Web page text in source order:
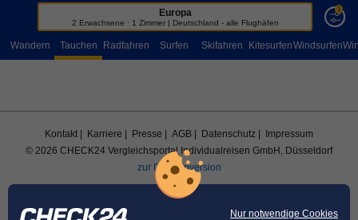
Sportreisen
Nur notwendige Cookies
Kontakt | Karriere | Presse | AGB | Datenschutz
| Impressum
© 2026 CHECK24 Vergleichsportal Individualreisen GmbH, Düsseldorf
zur Desktopversion
Europa
2 Erwachsene · 1 Zimmer | Deutschland - alle Flughäfen
1
Wandern Tauchen Radfahren Surfen Skifahren KitesurfenWindsurfen